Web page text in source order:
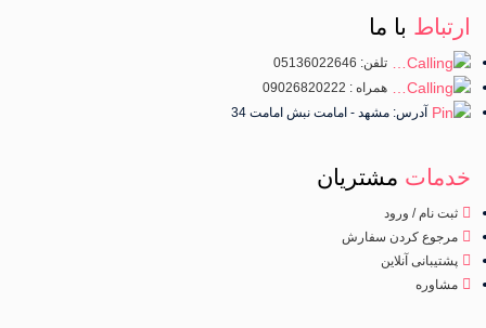
ارتباط با ما
تلفن: 05136022646
همراه : 09026820222
آدرس: مشهد - امامت نبش امامت 34
خدمات مشتریان
ثبت نام / ورود
مرجوع کردن سفارش
پشتیبانی آنلاین
مشاوره